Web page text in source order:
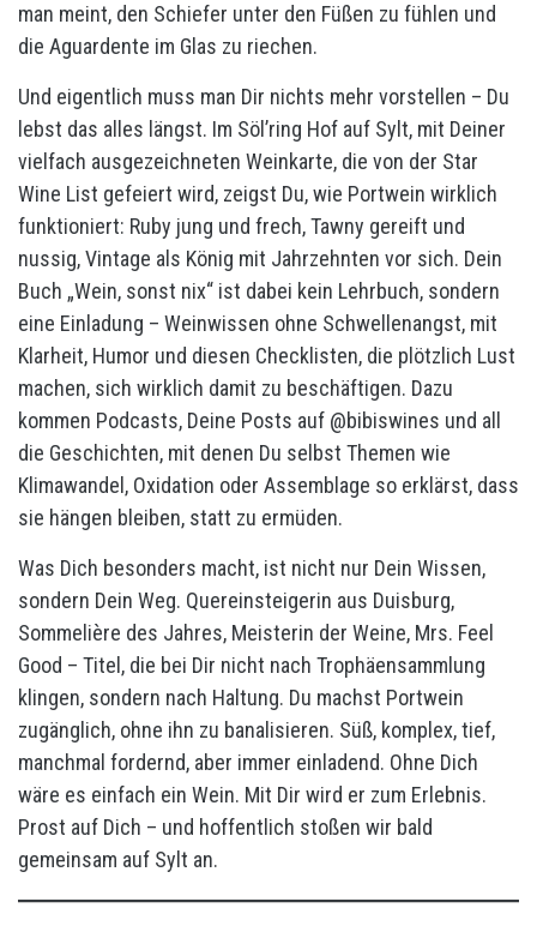
man meint, den Schiefer unter den Füßen zu fühlen und
die Aguardente im Glas zu riechen.
Und eigentlich muss man Dir nichts mehr vorstellen – Du
lebst das alles längst. Im Söl’ring Hof auf Sylt, mit Deiner
vielfach ausgezeichneten Weinkarte, die von der Star
Wine List gefeiert wird, zeigst Du, wie Portwein wirklich
funktioniert: Ruby jung und frech, Tawny gereift und
nussig, Vintage als König mit Jahrzehnten vor sich. Dein
Buch „Wein, sonst nix“ ist dabei kein Lehrbuch, sondern
eine Einladung – Weinwissen ohne Schwellenangst, mit
Klarheit, Humor und diesen Checklisten, die plötzlich Lust
machen, sich wirklich damit zu beschäftigen. Dazu
kommen Podcasts, Deine Posts auf @bibiswines und all
die Geschichten, mit denen Du selbst Themen wie
Klimawandel, Oxidation oder Assemblage so erklärst, dass
sie hängen bleiben, statt zu ermüden.
Was Dich besonders macht, ist nicht nur Dein Wissen,
sondern Dein Weg. Quereinsteigerin aus Duisburg,
Sommelière des Jahres, Meisterin der Weine, Mrs. Feel
Good – Titel, die bei Dir nicht nach Trophäensammlung
klingen, sondern nach Haltung. Du machst Portwein
zugänglich, ohne ihn zu banalisieren. Süß, komplex, tief,
manchmal fordernd, aber immer einladend. Ohne Dich
wäre es einfach ein Wein. Mit Dir wird er zum Erlebnis.
Prost auf Dich – und hoffentlich stoßen wir bald
gemeinsam auf Sylt an.